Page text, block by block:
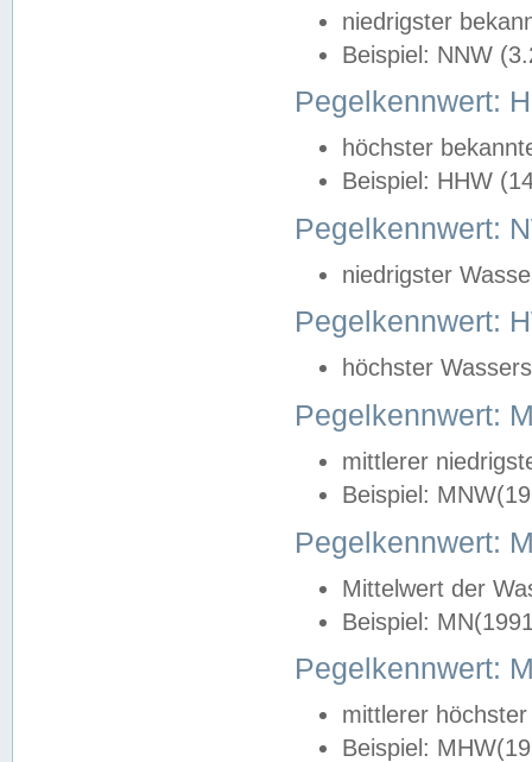
niedrigster
Beispiel: NNW
Pegelkennwert:
höchster
Beispiel: HHW
Pegelkennwert:
niedrigster
Pegelkennwert:
höchster
Pegelkennwert:
mittlerer
Beispiel:
Pegelkennwert:
Mittelwert der
Beispiel:
Pegelkennwert:
mittlerer
Beispiel: